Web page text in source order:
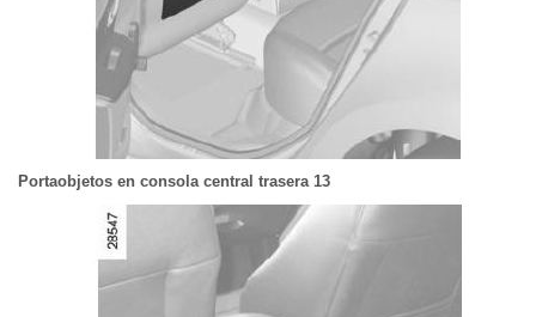
Portaobjetos en consola central trasera 13